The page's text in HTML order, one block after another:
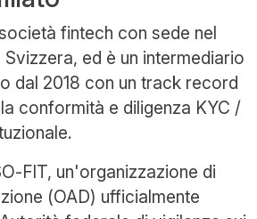
fintech con sede nel
ed è un intermediario
dal 2018 con un track record
conformità e diligenza KYC /
FIT, un'organizzazione di
(OAD) ufficialmente